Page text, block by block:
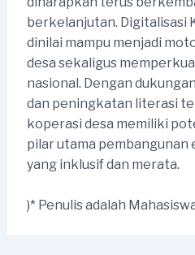
berkelanjutan. Digitalisasi
dinilai mampu menjadi
desa sekaligus
nasional. Dengan
dan peningkatan literasi
koperasi desa memiliki
pilar utama pembangunan
yang inklusif dan merata.
)* Penulis adalah